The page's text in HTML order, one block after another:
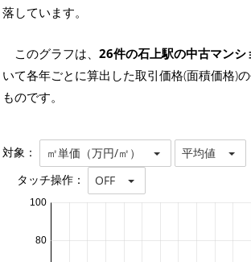
落しています。
このグラフは、 26件の石上駅の中古マンシ
いて各年ごとに算出した取引価格(面積価格)
ものです。
対象： ㎡単価（万円/㎡） 平均値
タッチ操作： OFF
80
100